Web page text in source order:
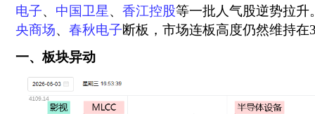
电子、 中国卫星、 香江控股等一批人气股逆势拉升
央商场、 春秋电子断板，市场连板高度仍然维持在
一、板块异动